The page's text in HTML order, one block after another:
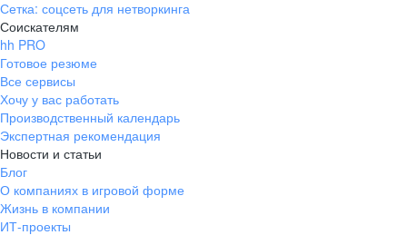
Сетка: соцсеть для нетворкинга
Соискателям
hh PRO
Готовое резюме
Все сервисы
Хочу у вас работать
Производственный календарь
Экспертная рекомендация
Новости и статьи
Блог
О компаниях в игровой форме
Жизнь в компании
ИТ-проекты